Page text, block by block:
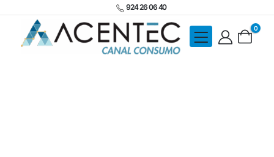
924 26 06 40
0